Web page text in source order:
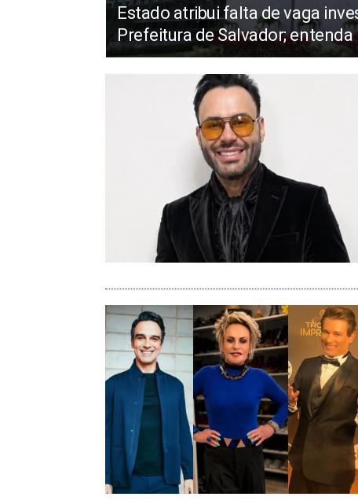
Estado atribui falta de vaga
Prefeitura de Salvador; entenda